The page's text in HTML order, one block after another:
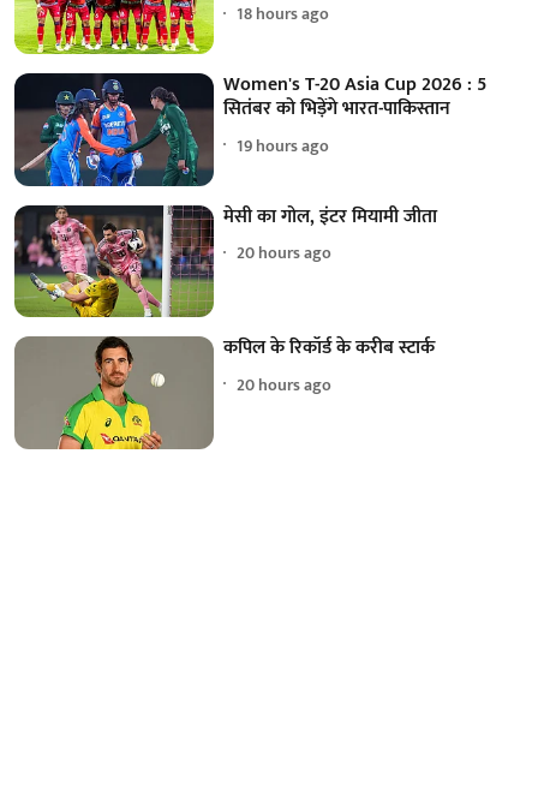
18 hours ago
Women's T-20 Asia Cup 2026 : 5
सितंबर को भिड़ेंगे भारत-पाकिस्तान
19 hours ago
मेसी का गोल, इंटर मियामी जीता
20 hours ago
कपिल के रिकॉर्ड के करीब स्टार्क
20 hours ago